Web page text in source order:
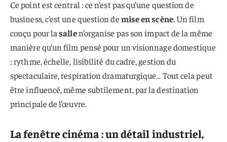
Ce point est central : ce n’est pas qu’une question de
business, c’est une question demise en scène. Un film
conçu pour lasallen’organise pas son impact de la même
manière qu’un film pensé pour un visionnage domestique
: rythme, échelle, lisibilité du cadre, gestion du
spectaculaire, respiration dramaturgique… Tout cela peut
être influencé, même subtilement, par la destination
principale de l’œuvre.
La fenêtre cinéma : un détail industriel,